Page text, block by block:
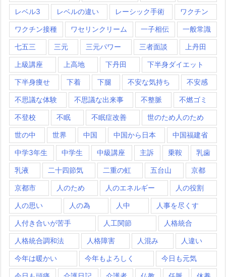
レベル3 レベルの違い レーシック手術 ワクチン
ワクチン接種 ワセリンクリーム 一子相伝 一般常識
七五三 三元 三元パワー 三者面談 上丹田
上級講座 上高地 下丹田 下半身ダイエット
下半身痩せ 下着 下腿 不安な気持ち 不安感
不思議な体験 不思議な出来事 不整脈 不燃ゴミ
不登校 不眠 不眠症改善 世のため人のため
世の中 世界 中国 中国から日本 中国福建省
中学3年生 中学生 中級講座 主訴 乗鞍 乳歯
乳液 二十四節気 二重の虹 五台山 京都
京都市 人のため 人のエネルギー 人の役割
人の思い 人の為 人中 人事を尽くす
人付き合いが苦手 人工関節 人格統合
人格統合調和法 人格障害 人混み 人違い
今年は暖かい 今年もよろしく 今日も元気